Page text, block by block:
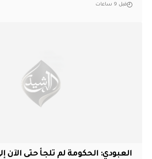
قبل 9 ساعات
العبودي: الحكومة لم تلجأ حتى الآن